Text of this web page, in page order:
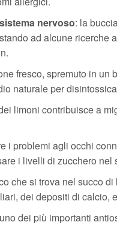
nervoso: la
ad alcune ricerche
fresco, spremuto in un
naturale per
limoni contribuisce a
i problemi agli occhi
i livelli di zucchero nel
che si trova nel succo
dei depositi di calcio,
dei più importanti